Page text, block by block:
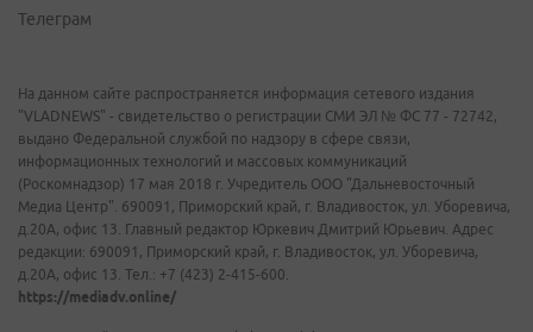
Телеграм
На данном сайте распространяется информация сетевого издания
"VLADNEWS" - свидетельство о регистрации СМИ ЭЛ № ФС 77 - 72742,
выдано Федеральной службой по надзору в сфере связи,
информационных технологий и массовых коммуникаций
(Роскомнадзор) 17 мая 2018 г. Учредитель ООО "Дальневосточный
Медиа Центр". 690091, Приморский край, г. Владивосток, ул. Уборевича,
д.20А, офис 13. Главный редактор Юркевич Дмитрий Юрьевич. Адрес
редакции: 690091, Приморский край, г. Владивосток, ул. Уборевича,
д.20А, офис 13. Тел.: +7 (423) 2-415-600.
https://mediadv.online/